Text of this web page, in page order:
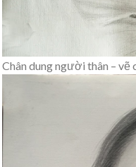
Chân dung người thân – vẽ